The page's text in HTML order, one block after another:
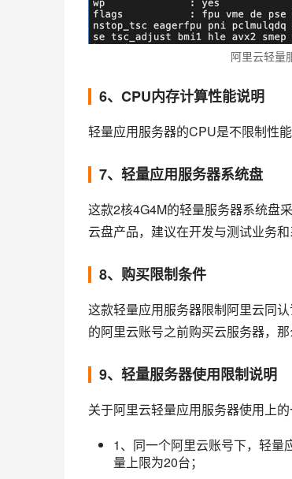
阿里云轻量
6、CPU内存计算性能说明
轻量应用服务器的CPU是不限制性
7、轻量应用服务器系统盘
这款2核4G4M的轻量服务器系统盘
云盘产品，建议在开发与测试业务和
8、购买限制条件
这款轻量应用服务器限制阿里云同
的阿里云账号之前购买云服务器，
9、轻量服务器使用限制说明
关于阿里云轻量应用服务器使用上
1、同一个阿里云账号下，轻量
量上限为20台；